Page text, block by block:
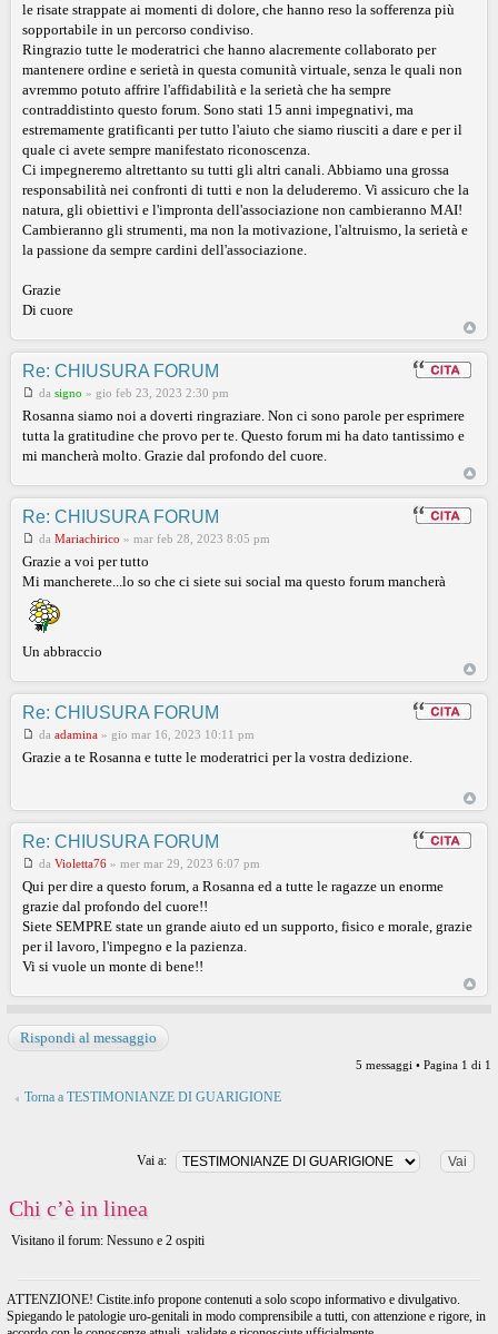
le risate strappate ai momenti di dolore, che hanno reso la sofferenza più
sopportabile in un percorso condiviso.
Ringrazio tutte le moderatrici che hanno alacremente collaborato per
mantenere ordine e serietà in questa comunità virtuale, senza le quali non
avremmo potuto affrire l'affidabilità e la serietà che ha sempre
contraddistinto questo forum. Sono stati 15 anni impegnativi, ma
estremamente gratificanti per tutto l'aiuto che siamo riusciti a dare e per il
quale ci avete sempre manifestato riconoscenza.
Ci impegneremo altrettanto su tutti gli altri canali. Abbiamo una grossa
responsabilità nei confronti di tutti e non la deluderemo. Vi assicuro che la
natura, gli obiettivi e l'impronta dell'associazione non cambieranno MAI!
Cambieranno gli strumenti, ma non la motivazione, l'altruismo, la serietà e
la passione da sempre cardini dell'associazione.
Grazie
Di cuore
Re: CHIUSURA FORUM
da signo » gio feb 23, 2023 2:30 pm
Rosanna siamo noi a doverti ringraziare. Non ci sono parole per esprimere
tutta la gratitudine che provo per te. Questo forum mi ha dato tantissimo e
mi mancherà molto. Grazie dal profondo del cuore.
Re: CHIUSURA FORUM
da Mariachirico » mar feb 28, 2023 8:05 pm
Grazie a voi per tutto
Mi mancherete...lo so che ci siete sui social ma questo forum mancherà
Un abbraccio
Re: CHIUSURA FORUM
da adamina » gio mar 16, 2023 10:11 pm
Grazie a te Rosanna e tutte le moderatrici per la vostra dedizione.
Re: CHIUSURA FORUM
da Violetta76 » mer mar 29, 2023 6:07 pm
Qui per dire a questo forum, a Rosanna ed a tutte le ragazze un enorme
grazie dal profondo del cuore!!
Siete SEMPRE state un grande aiuto ed un supporto, fisico e morale, grazie
per il lavoro, l'impegno e la pazienza.
Vi si vuole un monte di bene!!
Rispondi al messaggio
5 messaggi • Pagina 1 di 1
Torna a TESTIMONIANZE DI GUARIGIONE
Vai a:
Chi c’è in linea
Visitano il forum: Nessuno e 2 ospiti
ATTENZIONE! Cistite.info propone contenuti a solo scopo informativo e divulgativo.
Spiegando le patologie uro-genitali in modo comprensibile a tutti, con attenzione e rigore, in